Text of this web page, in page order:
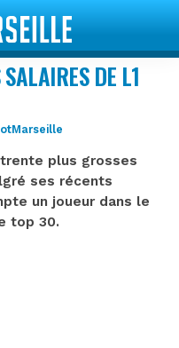
DE L1
plus grosses
ses récents
un joueur dans le
top 30.